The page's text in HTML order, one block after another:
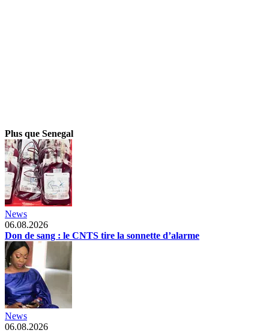
Plus que Senegal
News
06.08.2026
Don de sang : le CNTS tire la sonnette d’alarme
News
06.08.2026